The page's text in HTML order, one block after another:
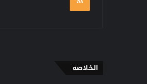
الخلاصه